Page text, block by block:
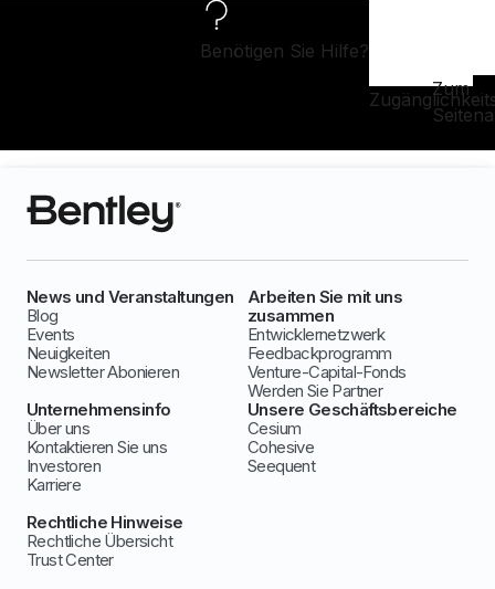
Benötigen Sie Hilfe?
Zum
News und Veranstaltungen
Blog
Events
Neuigkeiten
Newsletter Abonieren
Arbeiten Sie mit uns
zusammen
Entwicklernetzwerk
Feedbackprogramm
Venture-Capital-Fonds
Werden Sie Partner
Unternehmensinfo
Über uns
Kontaktieren Sie uns
Investoren
Karriere
Unsere Geschäftsbereiche
Cesium
Cohesive
Seequent
Rechtliche Hinweise
Rechtliche Übersicht
Trust Center